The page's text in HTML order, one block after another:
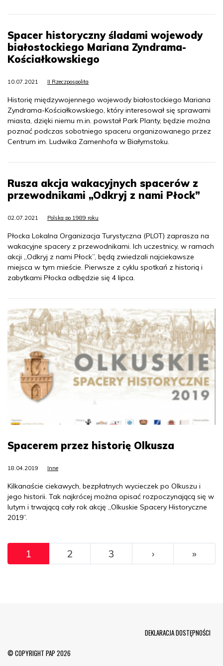
Spacer historyczny śladami wojewody
białostockiego Mariana Zyndrama-
Kościałkowskiego
10.07.2021 II Rzeczpospolita
Historię międzywojennego wojewody białostockiego Mariana
Zyndrama-Kościałkowskiego, który interesował się sprawami
miasta, dzięki niemu m.in. powstał Park Planty, będzie można
poznać podczas sobotniego spaceru organizowanego przez
Centrum im. Ludwika Zamenhofa w Białymstoku.
Rusza akcja wakacyjnych spacerów z
przewodnikami „Odkryj z nami Płock”
02.07.2021 Polska po 1989 roku
Płocka Lokalna Organizacja Turystyczna (PLOT) zaprasza na
wakacyjne spacery z przewodnikami. Ich uczestnicy, w ramach
akcji „Odkryj z nami Płock”, będą zwiedzali najciekawsze
miejsca w tym mieście. Pierwsze z cyklu spotkań z historią i
zabytkami Płocka odbędzie się 4 lipca.
Spacerem przez historię Olkusza
18.04.2019 Inne
Kilkanaście ciekawych, bezpłatnych wycieczek po Olkuszu i
jego historii. Tak najkrócej można opisać rozpoczynającą się w
lutym i trwającą cały rok akcję „Olkuskie Spacery Historyczne
2019”.
Pagination
1 2 3 ››› »
© COPYRIGHT PAP 2026
DEKLARACJA DOSTĘPNOŚCI